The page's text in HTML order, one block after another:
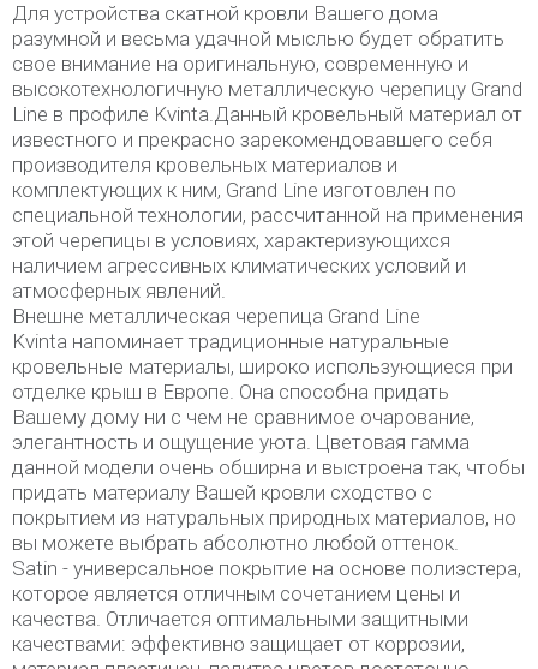
Для устройства скатной кровли Вашего дома
разумной и весьма удачной мыслью будет обратить
свое внимание на оригинальную, современную и
высокотехнологичную металлическую черепицу Grand
Line в профиле Kvinta.Данный кровельный материал от
известного и прекрасно зарекомендовавшего себя
производителя кровельных материалов и
комплектующих к ним, Grand Line изготовлен по
специальной технологии, рассчитанной на применения
этой черепицы в условиях, характеризующихся
наличием агрессивных климатических условий и
атмосферных явлений.
Внешне металлическая черепица Grand Line
Kvinta напоминает традиционные натуральные
кровельные материалы, широко использующиеся при
отделке крыш в Европе. Она способна придать
Вашему дому ни с чем не сравнимое очарование,
элегантность и ощущение уюта. Цветовая гамма
данной модели очень обширна и выстроена так, чтобы
придать материалу Вашей кровли сходство с
покрытием из натуральных природных материалов, но
вы можете выбрать абсолютно любой оттенок.
Satin - универсальное покрытие на основе полиэстера,
которое является отличным сочетанием цены и
качества. Отличается оптимальными защитными
качествами: эффективно защищает от коррозии,